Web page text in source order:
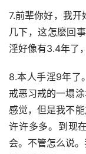
7.前辈你好，我
几下，这怎麽回
淫好像有3.4年了
8.本人手淫9年了
戒恶习戒的一塌
感觉，但是我不
许许多多。到现
会。不管怎么说